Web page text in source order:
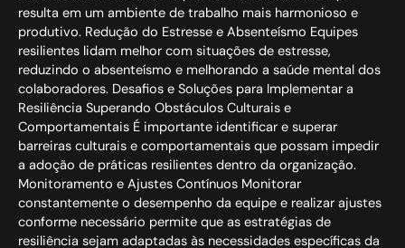
resulta em um ambiente de trabalho mais harmonioso e
produtivo. Redução do Estresse e Absenteísmo Equipes
resilientes lidam melhor com situações de estresse,
reduzindo o absenteísmo e melhorando a saúde mental dos
colaboradores. Desafios e Soluções para Implementar a
Resiliência Superando Obstáculos Culturais e
Comportamentais É importante identificar e superar
barreiras culturais e comportamentais que possam impedir
a adoção de práticas resilientes dentro da organização.
Monitoramento e Ajustes Contínuos Monitorar
constantemente o desempenho da equipe e realizar ajustes
conforme necessário permite que as estratégias de
resiliência sejam adaptadas às necessidades específicas da